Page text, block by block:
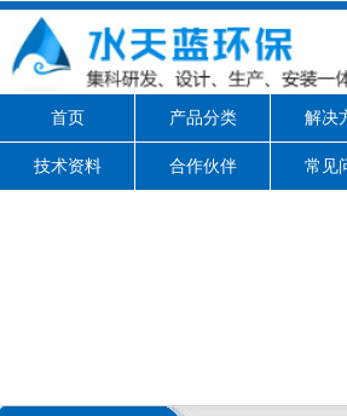
首页 产品分类 解决
技术资料 合作伙伴 常见